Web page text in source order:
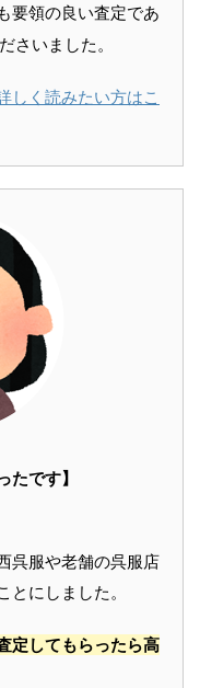
要領の良い査定であ
さいました。
しく読みたい方はこ
たです】
呉服や老舗の呉服店
にしました。
定してもらったら高